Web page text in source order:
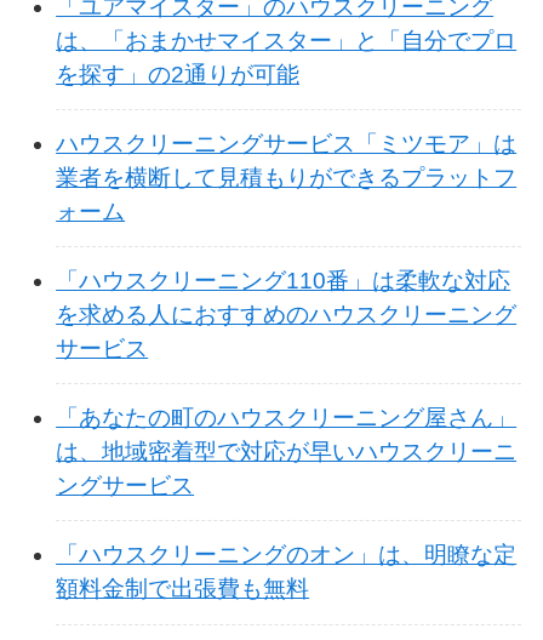
「ユアマイスター」のハウスクリーニング
は、「おまかせマイスター」と「自分でプロ
を探す」の2通りが可能
ハウスクリーニングサービス「ミツモア」は
業者を横断して見積もりができるプラットフ
ォーム
「ハウスクリーニング110番」は柔軟な対応
を求める人におすすめのハウスクリーニング
サービス
「あなたの町のハウスクリーニング屋さん」
は、地域密着型で対応が早いハウスクリーニ
ングサービス
「ハウスクリーニングのオン」は、明瞭な定
額料金制で出張費も無料